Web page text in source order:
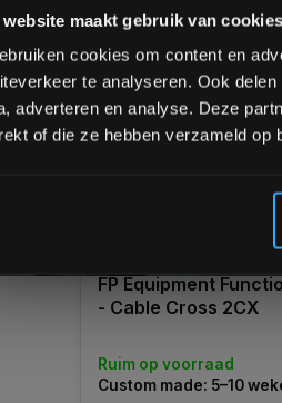
website maakt gebruik van cookies
cookies om content en
te analyseren. Ook
adverteren en analyse. Deze
of die ze hebben verzameld op
FP Equipment
- Cable Cross 2CX
Ruim op voorraad
Custom made: 5–10